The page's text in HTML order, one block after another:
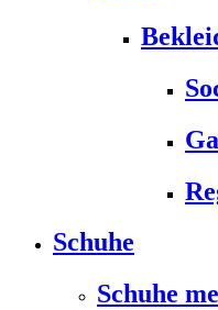
Schuhe
Schuhe